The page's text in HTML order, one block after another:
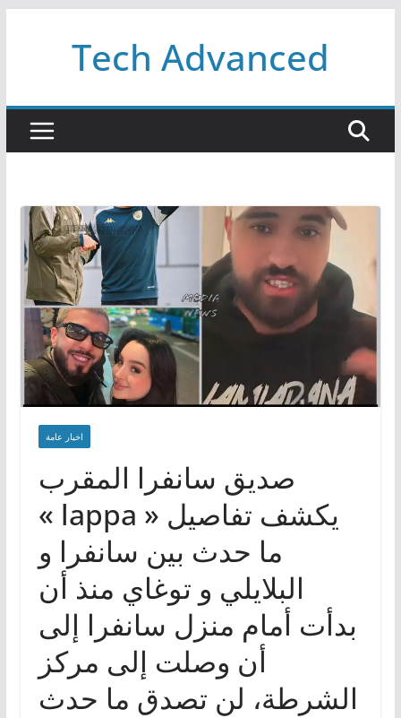
Tech Advanced
اخبار عامة
صديق سانفرا المقرب
« lappa » يكشف تفاصيل
ما حدث بين سانفرا و
البلايلي و توغاي منذ أن
بدأت أمام منزل سانفرا إلى
أن وصلت إلى مركز
الشرطة، لن تصدق ما حدث